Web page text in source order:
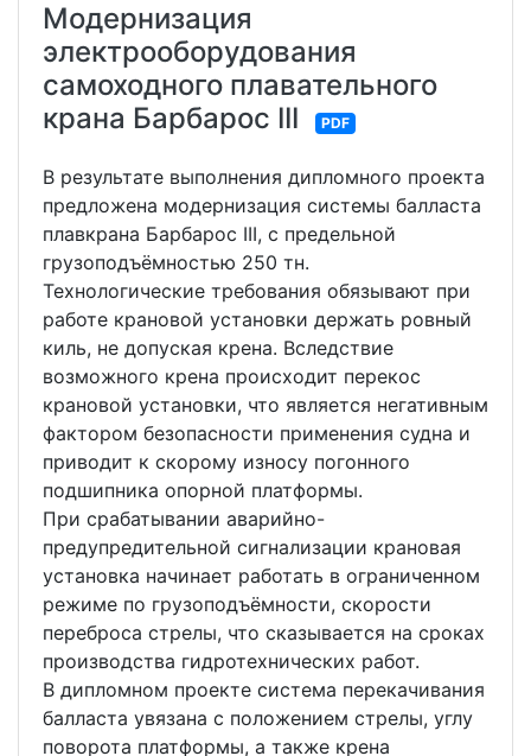
Модернизация
электрооборудования
самоходного плавательного
крана Барбарос III
PDF
В результате выполнения дипломного проекта
предложена модернизация системы балласта
плавкрана Барбарос III, с предельной
грузоподъёмностью 250 тн.
Технологические требования обязывают при
работе крановой установки держать ровный
киль, не допуская крена. Вследствие
возможного крена происходит перекос
крановой установки, что является негативным
фактором безопасности применения судна и
приводит к скорому износу погонного
подшипника опорной платформы.
При срабатывании аварийно-
предупредительной сигнализации крановая
установка начинает работать в ограниченном
режиме по грузоподъёмности, скорости
переброса стрелы, что сказывается на сроках
производства гидротехнических работ.
В дипломном проекте система перекачивания
балласта увязана с положением стрелы, углу
поворота платформы, а также крена